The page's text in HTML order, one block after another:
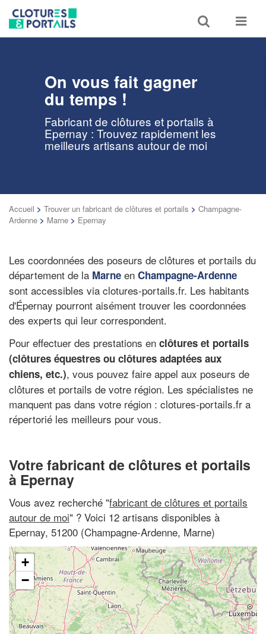
Toggle
search
Toggle
On vous fait gagner
du temps !
Fabricant de clôtures et portails à
Epernay : Trouvez rapidement les
meilleurs artisans autour de moi
Accueil > Trouver un fabricant de clôtures et portails > Champagne-
Ardenne > Marne > Epernay
Les coordonnées des poseurs de clôtures et portails du
département de la Marne en Champagne-Ardenne
sont accessibles via clotures-portails.fr. Les habitants
d'Épernay pourront aisément trouver les coordonnées
des experts qui leur correspondent.
Pour effectuer des prestations en clôtures et portails
(clôtures équestres ou clôtures adaptées aux
chiens, etc.), vous pouvez faire appel aux poseurs de
clôtures et portails de votre région. Les spécialistes ne
manquent pas dans votre région : clotures-portails.fr a
répertorié les meilleurs pour vous.
Votre fabricant de clôtures et portails
à Epernay
Vous avez recherché "fabricant de clôtures et portails
autour de moi" ? Voici 12 artisans disponibles à
Epernay, 51200 (Champagne-Ardenne, Marne)
+
−